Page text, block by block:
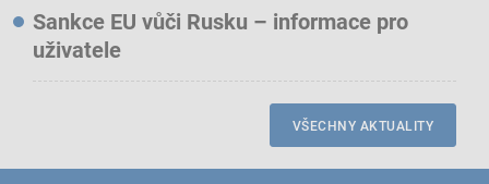
Sankce EU vůči Rusku – informace pro
uživatele
VŠECHNY AKTUALITY